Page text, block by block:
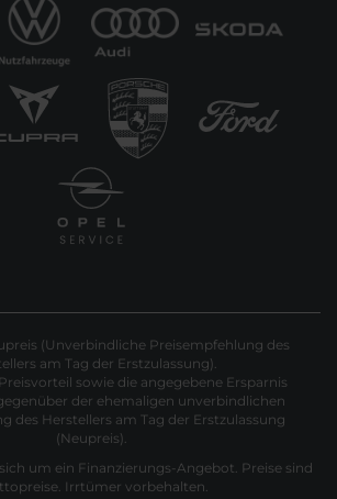
(Unverbindliche Preisempfehlung des
am Tag der Erstzulassung).
sowie die angegebene Ersparnis
der ehemaligen unverbindlichen
des Herstellers am Tag der Erstzulassung
(Neupreis).
um ein Finanzierungs-Angebot. Preise sind
Irrtümer vorbehalten.